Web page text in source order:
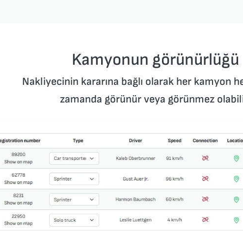
Kamyonun görünürlüğü
Nakliyecinin kararına bağlı olarak her kamyon
zamanda görünür veya görünmez